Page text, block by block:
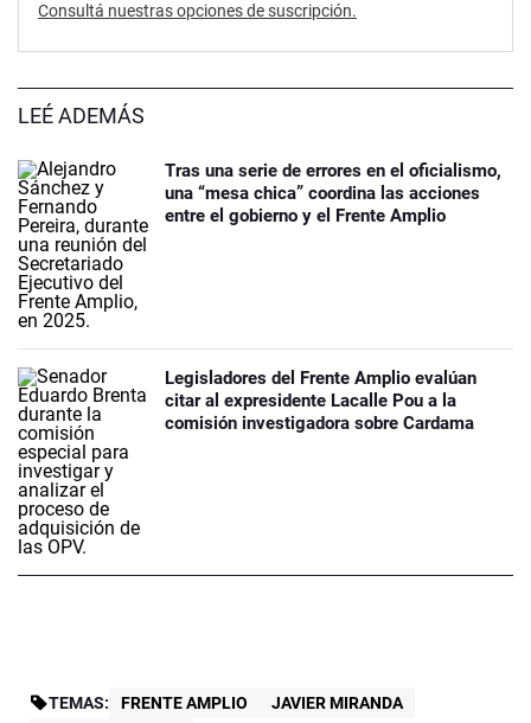
Consultá nuestras opciones de suscripción.
LEÉ ADEMÁS
Tras una serie de errores en el oficialismo,
una “mesa chica” coordina las acciones
entre el gobierno y el Frente Amplio
Legisladores del Frente Amplio evalúan
citar al expresidente Lacalle Pou a la
comisión investigadora sobre Cardama
TEMAS: FRENTE AMPLIO
JAVIER MIRANDA